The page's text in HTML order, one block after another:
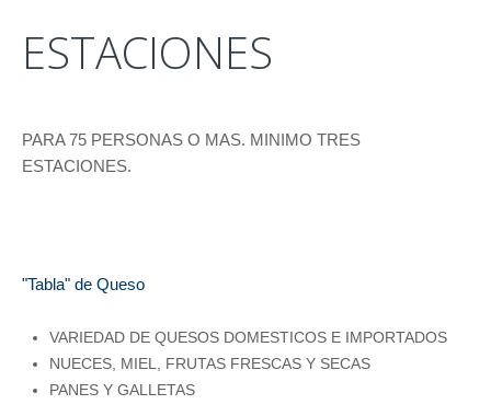
ESTACIONES
PARA 75 PERSONAS O MAS. MINIMO TRES
ESTACIONES.
"Tabla" de Queso
VARIEDAD DE QUESOS DOMESTICOS E IMPORTADOS
NUECES, MIEL, FRUTAS FRESCAS Y SECAS
PANES Y GALLETAS